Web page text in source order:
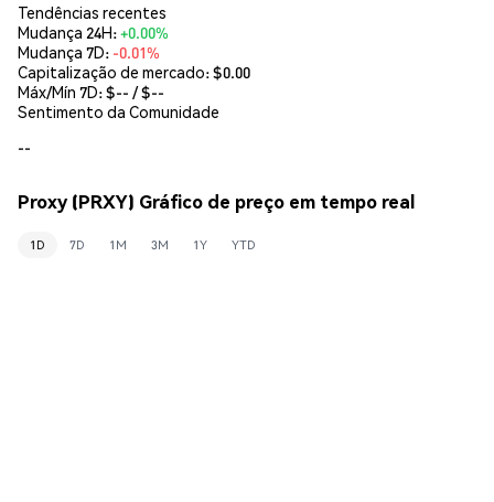
Tendências recentes
Mudança 24H:+0.00%
Mudança 7D: -0.01%
Capitalização de mercado:$0.00
Máx/Mín 7D: $-- / $--
Sentimento da Comunidade
--
Proxy (PRXY) Gráfico de preço em tempo real
1D 7D 1M 3M 1Y YTD